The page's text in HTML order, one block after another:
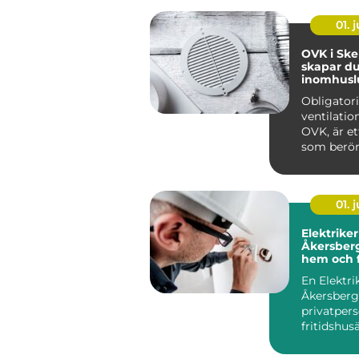
01.
OVK i
skapar
OVK, är
som
01.
Elektriker
Åkersberga
hem och
En